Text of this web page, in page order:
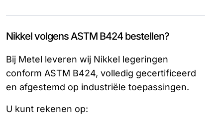
Nikkel volgens ASTM B424 bestellen?
Bij Metel leveren wij Nikkel legeringen
conform ASTM B424, volledig gecertificeerd
en afgestemd op industriële toepassingen.
U kunt rekenen op: